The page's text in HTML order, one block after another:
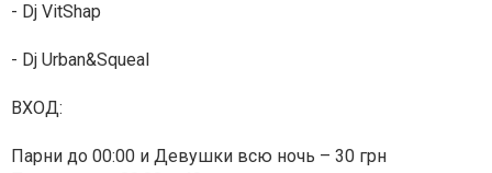
- Dj VitShap
- Dj Urban&Squeal
ВХОД:
Парни до 00:00 и Девушки всю ночь – 30 грн